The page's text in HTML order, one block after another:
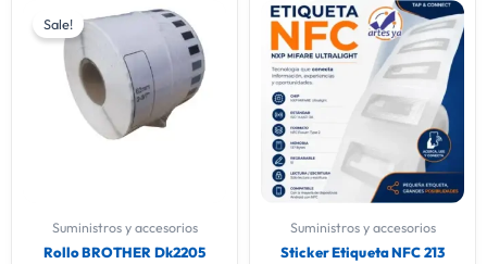
Sale!
Suministros y accesorios
Rollo BROTHER Dk2205
price
was:
$ 25.000.
price
is:
$ 22.000.
Suministros y accesorios
Sticker Etiqueta NFC 213